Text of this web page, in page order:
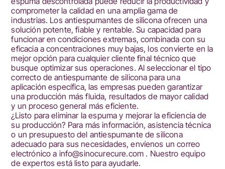
comprometer la calidad en una amplia gama de
industrias. Los antiespumantes de silicona ofrecen una
solución potente, fiable y rentable. Su capacidad para
funcionar en condiciones extremas, combinada con su
eficacia a concentraciones muy bajas, los convierte en la
mejor opción para cualquier cliente final técnico que
busque optimizar sus operaciones. Al seleccionar el tipo
correcto de antiespumante de silicona para una
aplicación específica, las empresas pueden garantizar
una producción más fluida, resultados de mayor calidad
y un proceso general más eficiente.
¿Listo para eliminar la espuma y mejorar la eficiencia de
su producción? Para más información, asistencia técnica
o un presupuesto del antiespumante de silicona
adecuado para sus necesidades, envíenos un correo
electrónico a info@sinocurecure.com . Nuestro equipo
de expertos está listo para ayudarle.